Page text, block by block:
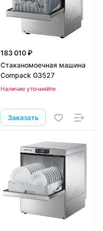
183 010 ₽
Стаканомоечная машина
Compack G3527
Наличие уточняйте
Заказать